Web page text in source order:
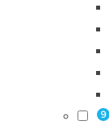
9